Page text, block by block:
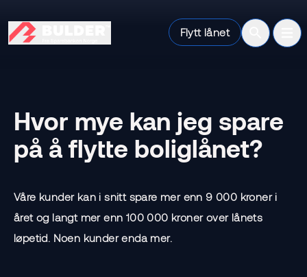
Flytt lånet
Open
Hvor mye kan jeg spare
på å flytte boliglånet?
Våre kunder kan i snitt spare mer enn 9 000 kroner i
året og langt mer enn 100 000 kroner over lånets
løpetid. Noen kunder enda mer.